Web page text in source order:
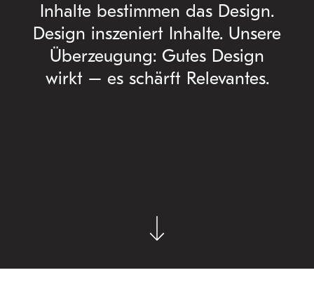
Inhalte bestimmen das Design.
Design inszeniert Inhalte. Unsere
Überzeugung: Gutes Design
wirkt – es schärft Relevantes.